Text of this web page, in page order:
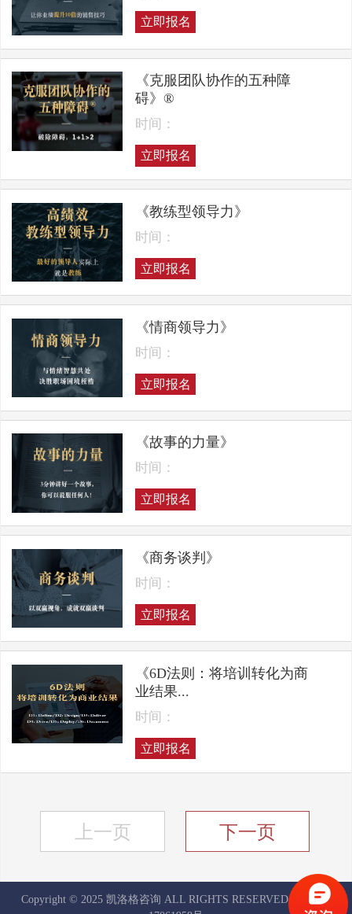
立即报名
《克服团队协作的五种障
碍》®
时间：
立即报名
《教练型领导力》
时间：
立即报名
《情商领导力》
时间：
立即报名
《故事的力量》
时间：
立即报名
《商务谈判》
时间：
立即报名
《6D法则：将培训转化为商
业结果...
时间：
立即报名
上一页 下一页
Copyright © 2025 凯洛格咨询 ALL RIGHTS RESERVED
京ICP备